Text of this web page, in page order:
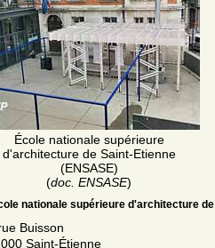
École nationale supérieure
d'architecture de Saint-Etienne
(ENSASE)
(doc. ENSASE)
nationale supérieure d'architecture
Buisson
Saint-Étienne